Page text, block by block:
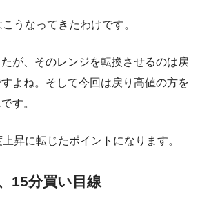
うなってきたわけです。
が、そのレンジを転換させるのは戻
よね。そして今回は戻り高値の方を
す。
昇に転じたポイントになります。
15分買い目線